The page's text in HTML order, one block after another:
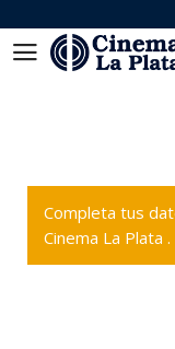
Completa tus
Cinema La Plata .